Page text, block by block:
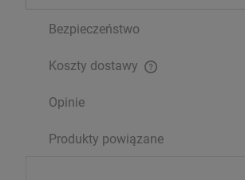
Bezpieczeństwo
Koszty dostawy
Opinie
Produkty powiązane